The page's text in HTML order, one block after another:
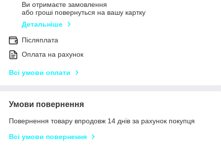
Ви отримаєте замовлення
або гроші повернуться на вашу картку
Детальніше
Післяплата
Оплата на рахунок
Всі умови оплати
Умови повернення
Повернення товару впродовж 14 днів за рахунок покупця
Всі умови повернення